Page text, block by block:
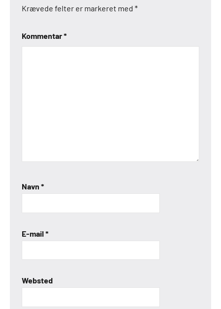
Krævede felter er markeret med *
Kommentar*
Navn *
E-mail *
Websted